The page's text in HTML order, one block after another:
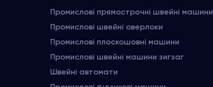
Промислові прямострочні швейні машини
Промислові швейні оверлоки
Промислові плоскошовні машини
Промислові швейні машини зигзаг
Швейні автомати